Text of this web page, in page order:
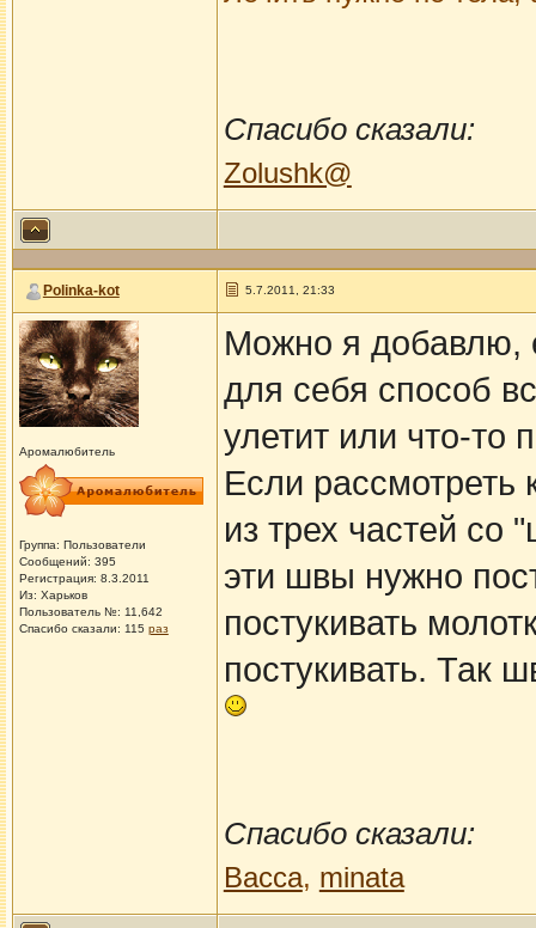
Спасибо сказали:
Zolushk@
Polinka-kot 5.7.2011, 21:33
Аромалюбитель
Группа: Пользователи
Сообщений: 395
Регистрация: 8.3.2011
Из: Харьков
Пользователь №: 11,642
Спасибо сказали: 115 раз
Можно я добавлю,
для себя способ
улетит или что-то
Если рассмотреть
из трех частей со
эти швы нужно
постукивать
постукивать. Так
Спасибо сказали:
Васса, minata